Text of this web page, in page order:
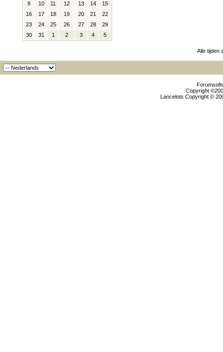
9
10 11 12 13 14
15
16
17 18 19 20 21
22
23
24 25 26 27 28
29
30
31 1 2 3 4 5
Alle tijden
Copyright
Lancelots Copyright ©